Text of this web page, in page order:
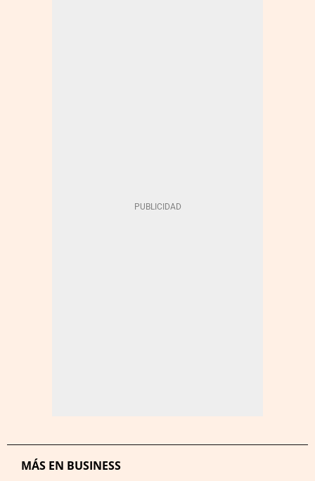
MÁS EN BUSINESS